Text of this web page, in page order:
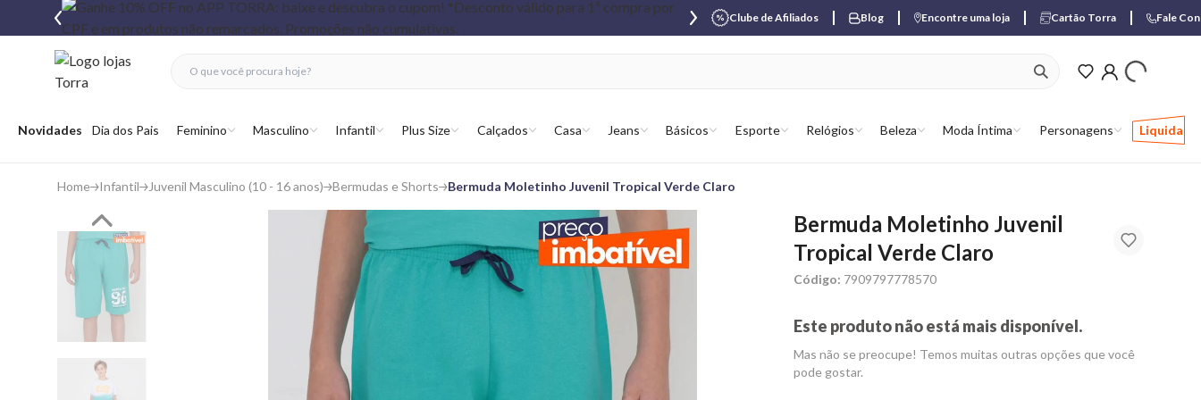
Clube de Afiliados Blog Encontre uma loja Cartão Torra Fale
Abrir menu
Novidades Dia dos Pais Feminino Masculino Infantil Plus Size Calçados Casa Jeans Básicos Esporte Relógios Beleza Moda Íntima Personagens Liquida
ver produtos
fechar menu
fechar menu
favoritos
Home Infantil Juvenil Masculino (10 - 16 anos) Bermudas e Shorts Bermuda Moletinho Juvenil Tropical Verde Claro
Bermuda Moletinho Juvenil
Tropical Verde Claro
Código: 7909797778570
Este produto não está mais disponível.
Mas não se preocupe! Temos muitas outras opções que você
pode gostar.